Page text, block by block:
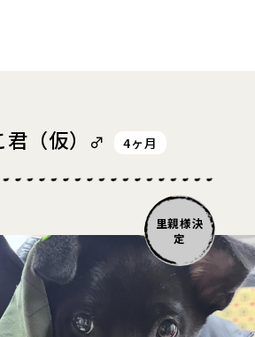
君 （仮） ♂ 4ヶ月
里親様決
定